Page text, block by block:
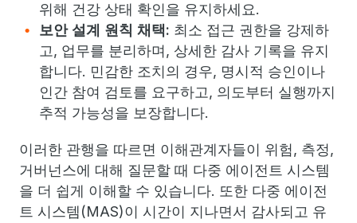
위해 건강 상태 확인을 유지하세요.
보안 설계 원칙 채택: 최소 접근 권한을 강제하
고, 업무를 분리하며, 상세한 감사 기록을 유지
합니다. 민감한 조치의 경우, 명시적 승인이나
인간 참여 검토를 요구하고, 의도부터 실행까지
추적 가능성을 보장합니다.
이러한 관행을 따르면 이해관계자들이 위험, 측정,
거버넌스에 대해 질문할 때 다중 에이전트 시스템
을 더 쉽게 이해할 수 있습니다. 또한 다중 에이전
트 시스템(MAS)이 시간이 지나면서 감사되고 유